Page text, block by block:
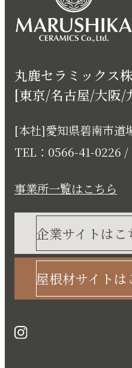
丸鹿セラミックス
[東京/名古屋/大阪/
[本社]愛知県碧南市道
TEL：0566-41-0226
事業所一覧はこちら
企業サイトはこ
屋根材サイトは